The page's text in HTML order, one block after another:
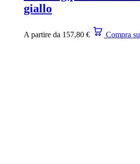
giallo
A partire da 157,80 € Compra